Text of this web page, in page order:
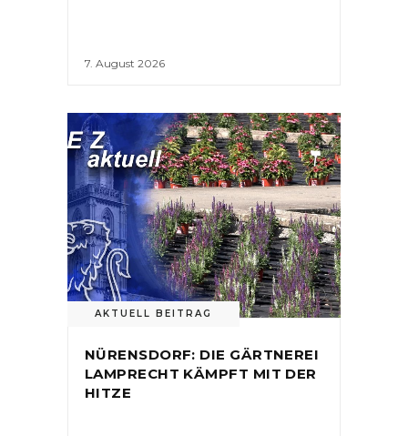
7. August 2026
AKTUELL BEITRAG
NÜRENSDORF: DIE GÄRTNEREI
LAMPRECHT KÄMPFT MIT DER
HITZE